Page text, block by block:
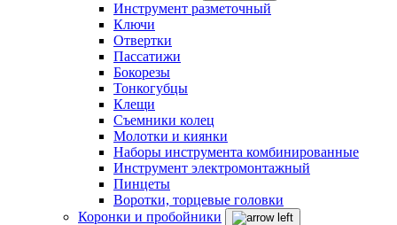
Инструмент разметочный
Ключи
Отвертки
Пассатижи
Бокорезы
Тонкогубцы
Клещи
Съемники колец
Молотки и киянки
Наборы инструмента комбинированные
Инструмент электромонтажный
Пинцеты
Воротки, торцевые головки
Коронки и пробойники